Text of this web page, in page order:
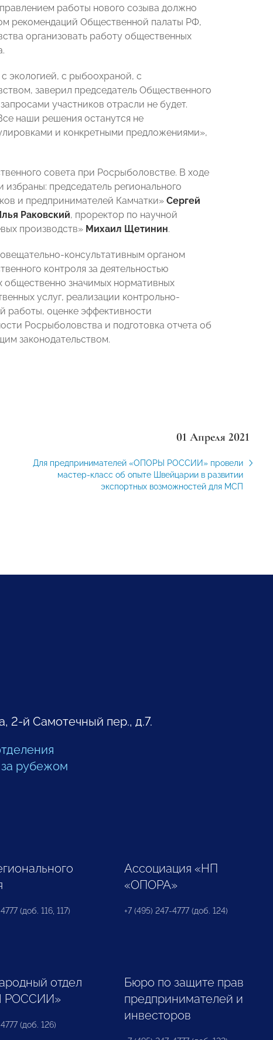
работы нового созыва должно
рекомендаций Общественной палаты РФ,
организовать работу общественных
экологией, с рыбоохраной, с
заверил председатель Общественного
участников отрасли не будет.
наши решения останутся не
и конкретными предложениями»,
совета при Росрыболовстве. В ходе
председатель регионального
и предпринимателей Камчатки» Сергей
Раковский, проректор по научной
производств» Михаил Щетинин.
консультативным органом
контроля за деятельностью
общественно значимых нормативных
услуг, реализации контрольно-
работы, оценке эффективности
Росрыболовства и подготовка отчета об
законодательством.
01 Апреля 2021
Для предпринимателей «ОПОРЫ РОССИИ» провели
мастер-класс об опыте Швейцарии в развитии
экспортных возможностей для МСП
2-й Самотечный пер., д.7.
рубежом
(доб. 116, 117)
Ассоциация «НП
«ОПОРА»
+7 (495) 247-4777 (доб. 124)
отдел
РОССИИ»
(доб. 126)
Бюро по защите прав
предпринимателей и
инвесторов